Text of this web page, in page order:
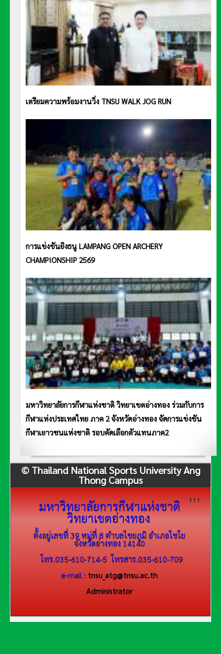
© Thailand National Sports University Ang
Thong Campus
↑↑↑
มหาวิทยาลัยการกีฬาแห่งชาติ
วิทยาเขตอ่างทอง
ต้้งอยู่เลขที่ 39 หมู่ที่ 8 ตำบลไชยภูมิ อำเภอไชโย
จังหวัดอ่างทอง 14140
โทร.035-610-714-5 โทรสาร.035-610-709
e-mail : tnsu_atg@tnsu.ac.th
Administrator
เตรียมความพร้อมงานวิ่ง TNSU WALK JOG RUN
การแข่งขันยิงธนู LAMPANG OPEN ARCHERY
CHAMPIONSHIP 2569
มหาวิทยาลัยการกีฬาแห่งชาติ วิทยาเขตอ่างทอง ร่วมกับการ
กีฬาแห่งประเทศไทย ภาค 2 จังหวัดอ่างทอง จัดการแข่งขัน
กีฬาเยาวชนแห่งชาติ รอบคัดเลือกตัวแทนภาค2